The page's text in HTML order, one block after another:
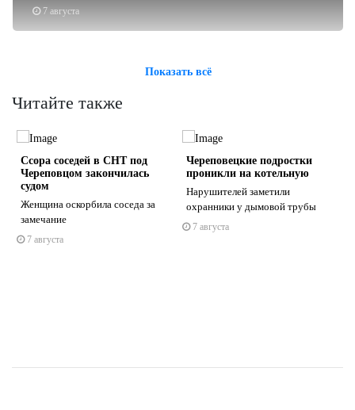
7 августа
Показать всё
Читайте также
Ссора соседей в СНТ под
Череповцом закончилась
судом
Женщина оскорбила соседа за
замечание
7 августа
Череповецкие подростки
проникли на котельную
Нарушителей заметили
охранники у дымовой трубы
7 августа